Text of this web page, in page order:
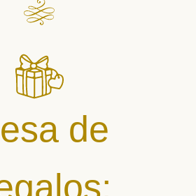
de